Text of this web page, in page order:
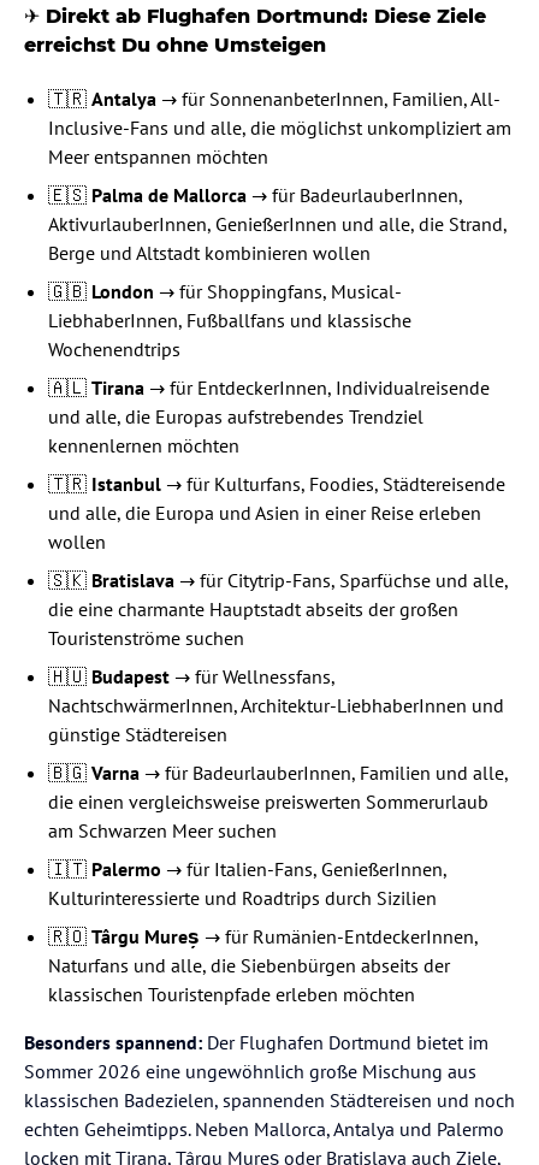
✈️ Direkt ab Flughafen Dortmund: Diese Ziele
erreichst Du ohne Umsteigen
🇹🇷 Antalya → für SonnenanbeterInnen, Familien, All-
Inclusive-Fans und alle, die möglichst unkompliziert am
Meer entspannen möchten
🇪🇸 Palma de Mallorca → für BadeurlauberInnen,
AktivurlauberInnen, GenießerInnen und alle, die Strand,
Berge und Altstadt kombinieren wollen
🇬🇧 London → für Shoppingfans, Musical-
LiebhaberInnen, Fußballfans und klassische
Wochenendtrips
🇦🇱 Tirana → für EntdeckerInnen, Individualreisende
und alle, die Europas aufstrebendes Trendziel
kennenlernen möchten
🇹🇷 Istanbul → für Kulturfans, Foodies, Städtereisende
und alle, die Europa und Asien in einer Reise erleben
wollen
🇸🇰 Bratislava → für Citytrip-Fans, Sparfüchse und alle,
die eine charmante Hauptstadt abseits der großen
Touristenströme suchen
🇭🇺 Budapest → für Wellnessfans,
NachtschwärmerInnen, Architektur-LiebhaberInnen und
günstige Städtereisen
🇧🇬 Varna → für BadeurlauberInnen, Familien und alle,
die einen vergleichsweise preiswerten Sommerurlaub
am Schwarzen Meer suchen
🇮🇹 Palermo → für Italien-Fans, GenießerInnen,
Kulturinteressierte und Roadtrips durch Sizilien
🇷🇴 Târgu Mureș → für Rumänien-EntdeckerInnen,
Naturfans und alle, die Siebenbürgen abseits der
klassischen Touristenpfade erleben möchten
Besonders spannend: Der Flughafen Dortmund bietet im
Sommer 2026 eine ungewöhnlich große Mischung aus
klassischen Badezielen, spannenden Städtereisen und noch
echten Geheimtipps. Neben Mallorca, Antalya und Palermo
locken mit Tirana, Târgu Mureș oder Bratislava auch Ziele,